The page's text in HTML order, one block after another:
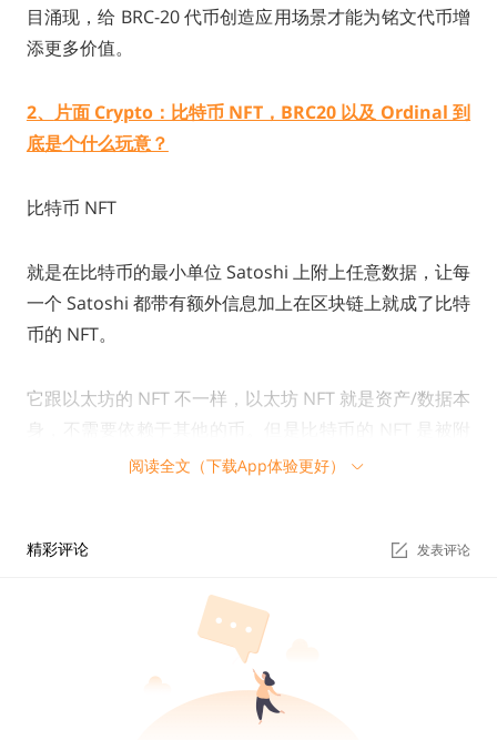
目涌现，给 BRC-20 代币创造应用场景才能为铭文代币增
添更多价值。
2、 片面 Crypto：比特币 NFT，BRC20 以及 Ordinal 到
底是个什么玩意？
比特币 NFT
就是在比特币的最小单位 Satoshi 上附上任意数据，让每
一个 Satoshi 都带有额外信息加上在区块链上就成了比特
币的 NFT。
它跟以太坊的 NFT 不一样，以太坊 NFT 就是资产/数据本
身，不需要依赖于其他的币。但是比特币的 NFT 是被附
加上去的，你可以理解为一本有作者给你写了一个专属于
上去的文字，图片等数据也是存在链上的。
ordinal 理论是给比特币网络中的每一个 Satoshi 都编上
号的方式，这样就能够让不同的人或者协议区分原来都是
阅读全文（下载App体验更好）
精彩评论 发表评论